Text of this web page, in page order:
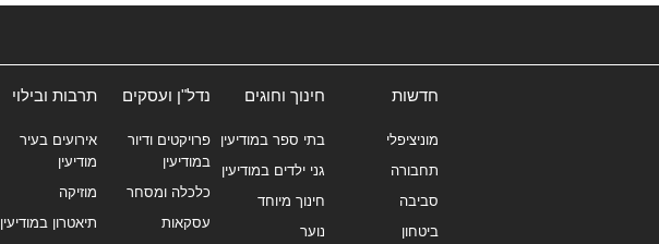
חדשות
מוניציפלי
תחבורה
סביבה
ביטחון
חינוך וחוגים
בתי ספר במודיעין
גני ילדים במודיעין
חינוך מיוחד
נוער
נדל"ן ועסקים
פרויקטים ודיור
במודיעין
כלכלה ומסחר
עסקאות
תרבות ובילוי
אירועים בעיר
מודיעין
מוזיקה
תיאטרון במודיעין